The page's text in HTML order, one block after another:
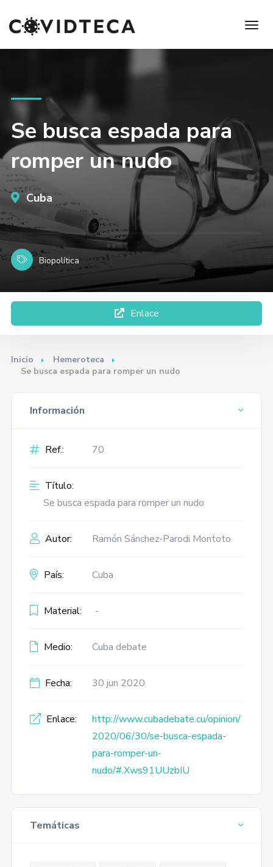
Se busca espada para
romper un nudo
Cuba
Biopolítica
Enlace
Inicio
Hemeroteca
Se busca espada para romper un nudo
Información
Ref.: 70
Título:
Se busca espada para romper un nudo
Autor: Ramón Sánchez-Parodi Montoto
País: Cuba
Material: -
Medio: Cuba debate
Fecha: 30 jun 2020
Enlace:
http://www.cubadebate.cu/opinion/
2020/06/30/se-busca-espada-
para-romper-un-
nudo/#.Xws91UUzbIU
Temáticas